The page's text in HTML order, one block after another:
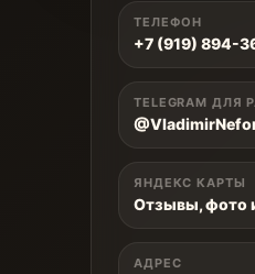
ТЕЛЕФОН
+7 (919) 894-
TELEGRAM ДЛЯ
ЯНДЕКС КАРТЫ
Отзывы, фото
АДРЕС